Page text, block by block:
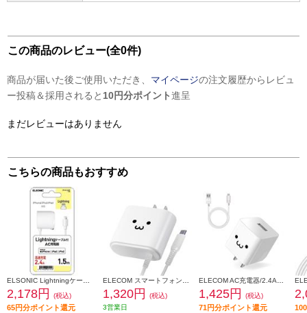
この商品のレビュー(全0件)
商品が届いた後ご使用いただき、 マイページの注文履歴からレビュ
ー投稿＆採用されると 10円分ポイント進呈
まだレビューはありません
こちらの商品もおすすめ
2,178円 (税込)
65円分ポイント還元
1,320円
(税込)
3営業日
1,425円 (税込)
71円分ポイント還元